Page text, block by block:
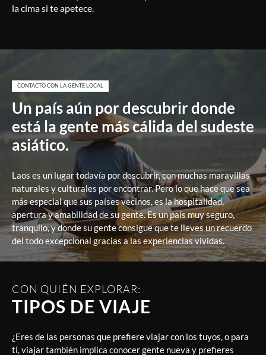
la cima si te apetece.
CONTACTO CON LA GENTE LOCAL
Un país aún por descubrir donde
está la gente más cálida del sudeste
asiático.
Laos es un lugar todavía por descubrir, con muchas maravillas
naturales y culturales por encontrar. Pero lo que hace que sea
más especial que sus países vecinos, es la hospitalidad,
apertura y amabilidad de su gente. Es un país muy seguro,
tranquilo, y donde su gente consigue que te lleves un recuerdo
del todo excepcional gracias a las experiencias vividas.
CON QUIÉN EXPLORAR:
TIPOS DE VIAJE
¿Eres de las personas que prefiere viajar con los tuyos, o para
ti, viajar también implica conocer gente nueva y prefieres